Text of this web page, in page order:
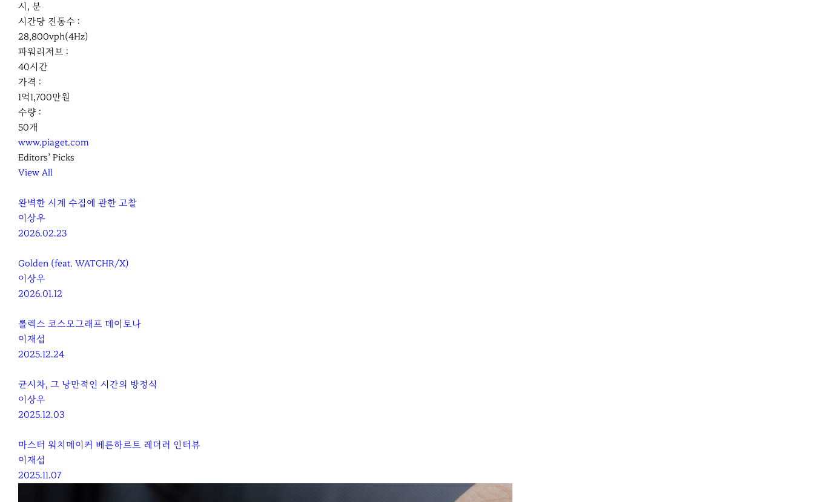
시, 분
시간당 진동수 :
28,800vph(4Hz)
파워리저브 :
40시간
가격 :
1억1,700만원
수량 :
50개
www.piaget.com
Editors’ Picks
View All
완벽한 시계 수집에 관한 고찰
이상우
2026.02.23
Golden (feat. WATCHR/X)
이상우
2026.01.12
롤렉스 코스모그래프 데이토나
이재섭
2025.12.24
균시차, 그 낭만적인 시간의 방정식
이상우
2025.12.03
마스터 워치메이커 베른하르트 레더러 인터뷰
이재섭
2025.11.07